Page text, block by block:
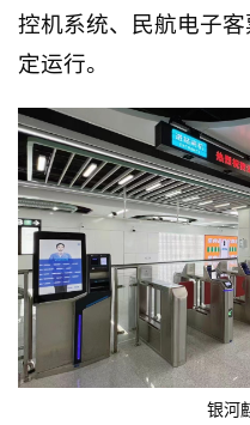
控机系统、民航电子
定运行。
银河麒麟